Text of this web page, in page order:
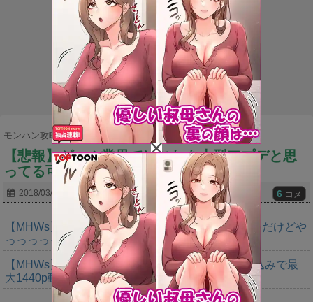
モンハン攻略まとめ隊 > ネタ・雑談
【悲報】ゲーム業界ではこれを大型アプデと思
ってる可能性(真剣)
2018/03/15 6 コメ
【MHWs】ゴールドエディションの値段今知ったんだけどや
っっっっっっすwwwww
【MHWs】「Switch2版モンハンワイルズはDLSS込みで最
大1440p動作」